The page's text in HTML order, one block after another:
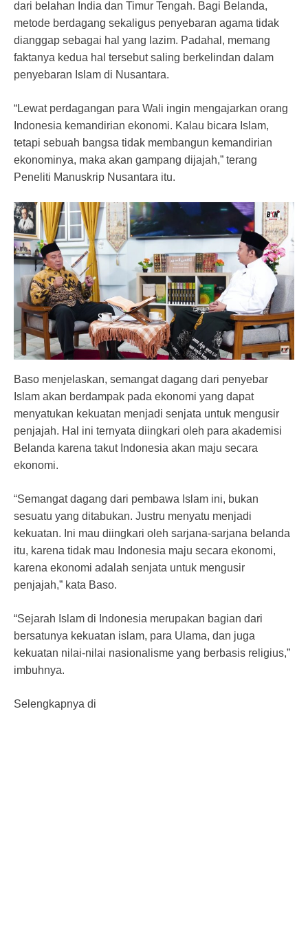
dari belahan India dan Timur Tengah. Bagi Belanda,
metode berdagang sekaligus penyebaran agama tidak
dianggap sebagai hal yang lazim. Padahal, memang
faktanya kedua hal tersebut saling berkelindan dalam
penyebaran Islam di Nusantara.
“Lewat perdagangan para Wali ingin mengajarkan orang
Indonesia kemandirian ekonomi. Kalau bicara Islam,
tetapi sebuah bangsa tidak membangun kemandirian
ekonominya, maka akan gampang dijajah,” terang
Peneliti Manuskrip Nusantara itu.
Baso menjelaskan, semangat dagang dari penyebar
Islam akan berdampak pada ekonomi yang dapat
menyatukan kekuatan menjadi senjata untuk mengusir
penjajah. Hal ini ternyata diingkari oleh para akademisi
Belanda karena takut Indonesia akan maju secara
ekonomi.
“Semangat dagang dari pembawa Islam ini, bukan
sesuatu yang ditabukan. Justru menyatu menjadi
kekuatan. Ini mau diingkari oleh sarjana-sarjana belanda
itu, karena tidak mau Indonesia maju secara ekonomi,
karena ekonomi adalah senjata untuk mengusir
penjajah,” kata Baso.
“Sejarah Islam di Indonesia merupakan bagian dari
bersatunya kekuatan islam, para Ulama, dan juga
kekuatan nilai-nilai nasionalisme yang berbasis religius,”
imbuhnya.
Selengkapnya di